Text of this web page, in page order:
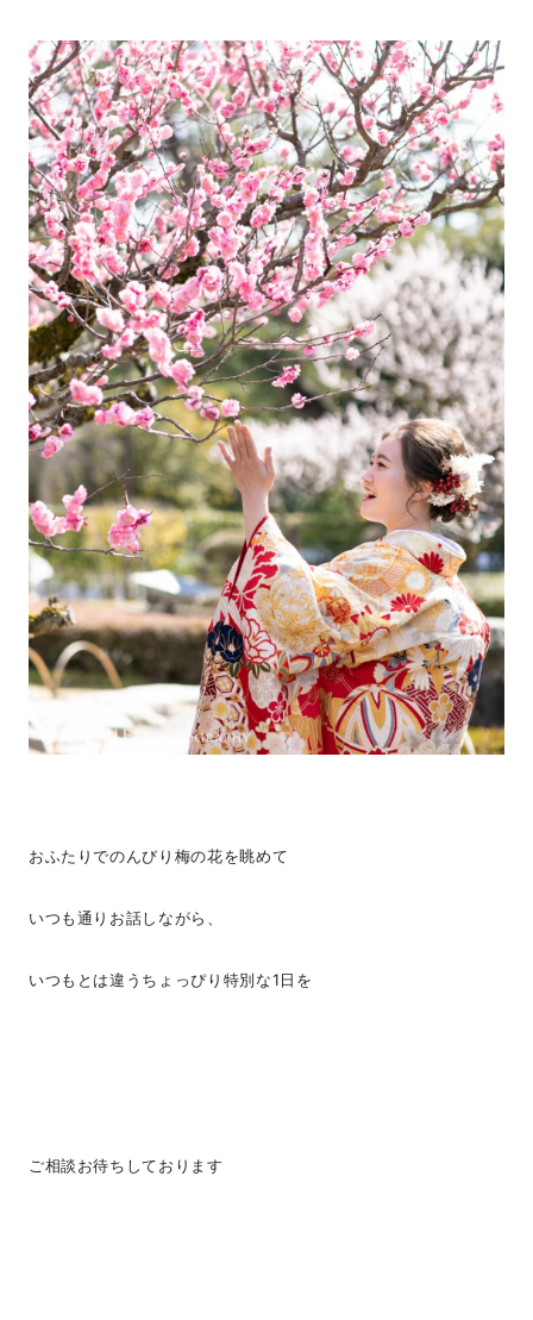
おふたりでのんびり梅の花を眺めて
いつも通りお話しながら、
いつもとは違うちょっぴり特別な1日を
ご相談お待ちしております